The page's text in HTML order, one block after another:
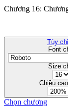
Chương 16:
Tùy
Font
Size
Chiều
Chọn chương